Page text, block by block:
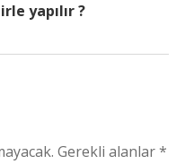
yapılır ?
Gerekli alanlar*